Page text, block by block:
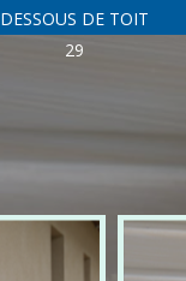
DESSOUS DE TOIT
29